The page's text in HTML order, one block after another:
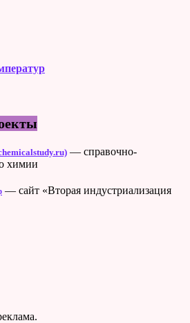
— справочно-
химии
— сайт «Вторая индустриализация